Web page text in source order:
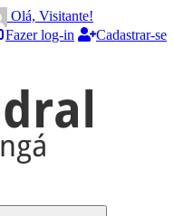
Olá, Visitante!
Fazer log-in
Cadastrar-se